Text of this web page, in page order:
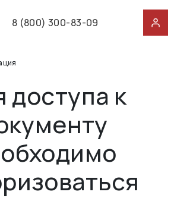
8 (800) 300-83-09
доступа к